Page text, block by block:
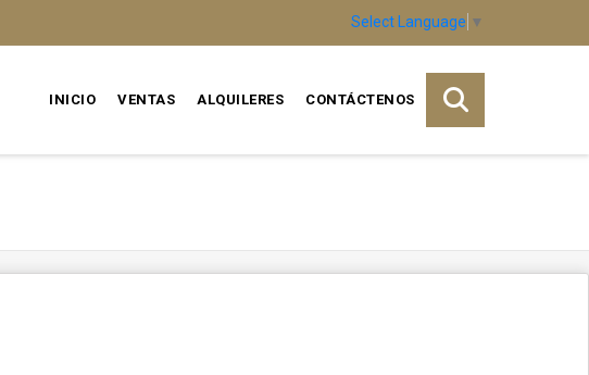
Select Language ▼
INICIO VENTAS ALQUILERES CONTÁCTENOS